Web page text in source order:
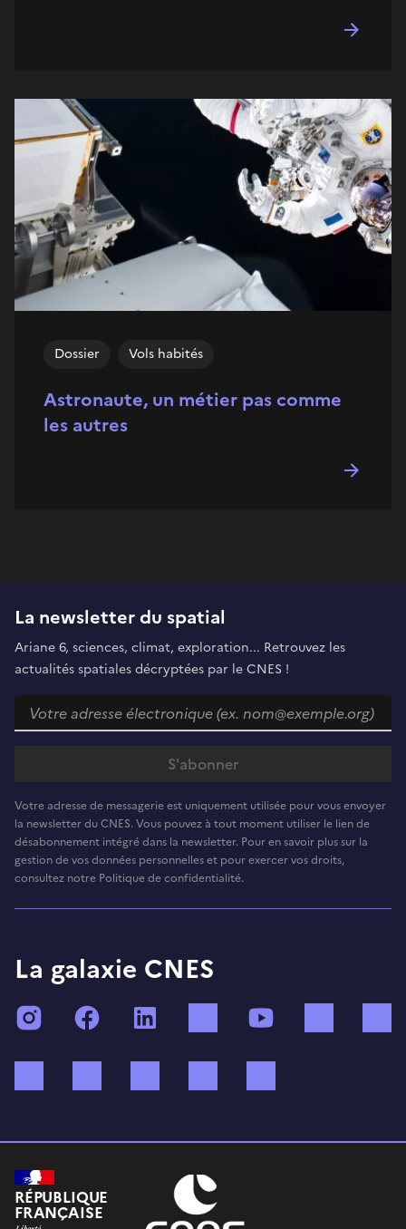
Astronaute, un métier pas comme
les autres
Dossier Vols habités
La newsletter du spatial
Ariane 6, sciences, climat, exploration... Retrouvez les
actualités spatiales décryptées par le CNES !
Votre adresse de messagerie est uniquement utilisée pour vous envoyer
la newsletter du CNES. Vous pouvez à tout moment utiliser le lien de
désabonnement intégré dans la newsletter. Pour en savoir plus sur la
gestion de vos données personnelles et pour exercer vos droits,
consultez notre Politique de confidentialité.
La galaxie CNES
InstagramFacebook TikTok
RÉPUBLIQUE
FRANÇAISE